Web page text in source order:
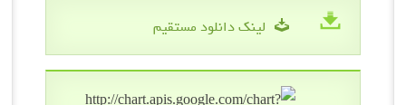
لینک دانلود مستقیم